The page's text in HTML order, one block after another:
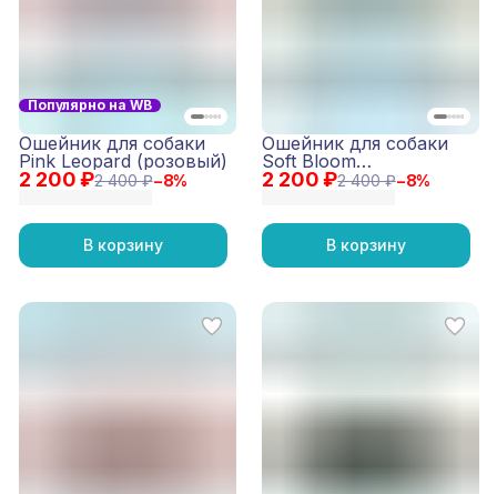
Популярно на WB
2 200 ₽2 400 ₽−8%
Ошейник для собаки
Pink Leopard (розовый)
В корзину
2 200 ₽2 400 ₽−8%
Ошейник для собаки
Soft Bloom
(бирюзовый)
В корзину